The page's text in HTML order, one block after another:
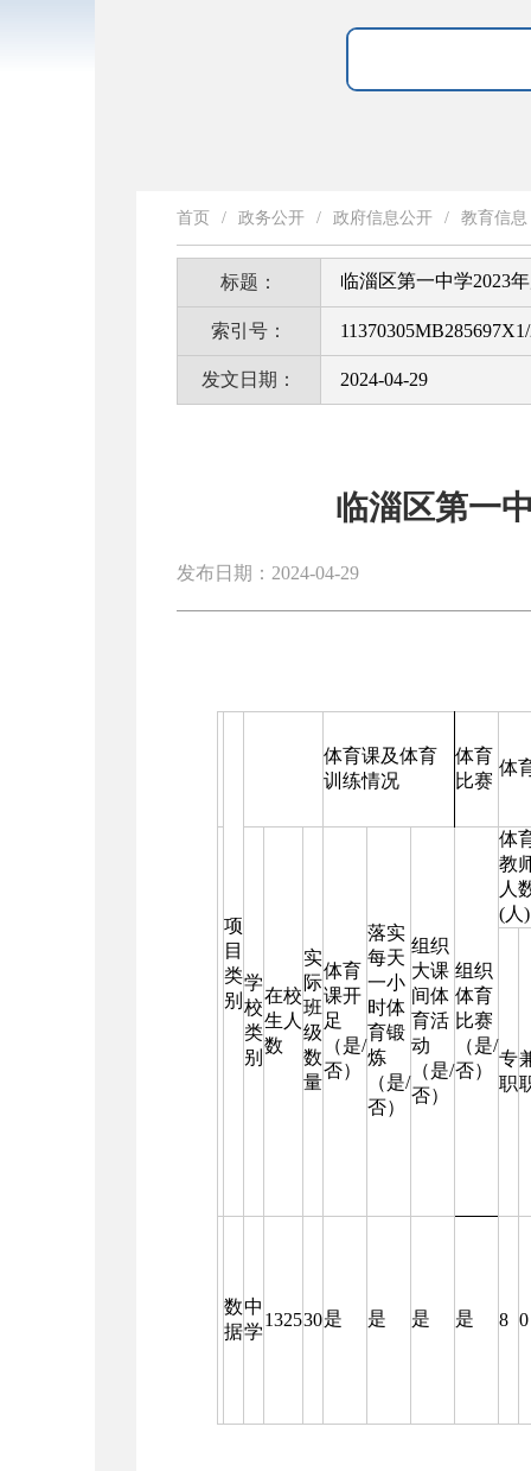
首页 / 政务公开 / 政府信息公开 / 教育信息
标题： 临淄区第一中学2023
索引号：
发文日期： 2024-04-29
临淄区第一
发布日期：2024-04-29
项
目
类
别
体育课及体育
训练情况
体育
比赛
体
学
校
类
别
在校
生人
数
实
际
班
级
数
量
体育
课开
足
（是/
否）
落实
每天
一小
时体
育锻
炼
（是/
否）
组织
大课
间体
育活
动
（是/
否）
组织
体育
比赛
（是/
否）
体
教
人
(人 )
专
职
数
据
中
学
132530是 是 是 是 8 0